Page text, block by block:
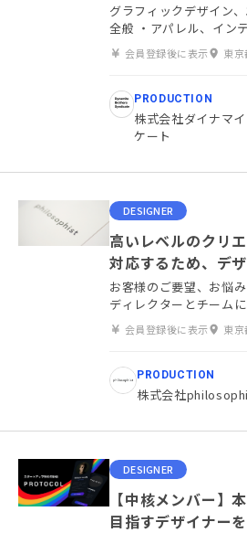
グラフィックデザイン
全般 ・アパレル、イン
会員登録後に表示 東京
PRODUCTION
株式会社ダイナマ
ケート
DESIGNER
高いレベルのクリ
対応するため、デ
お客様のご要望、お悩
ディレクターとチーム
会員登録後に表示 東京
PRODUCTION
株式会社
DESIGNER
【中核メンバー】
目指すデザイナー